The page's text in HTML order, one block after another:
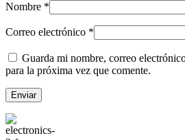
Nombre *
Correo electrónico *
Guarda mi nombre, correo
para la próxima vez que comente.